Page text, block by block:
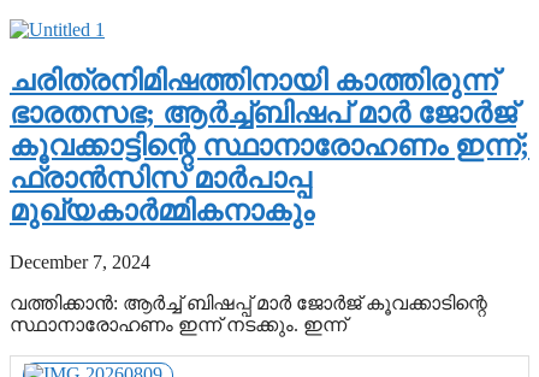
ചരിത്രനിമിഷത്തിനായി കാത്തിരുന്ന്
ഭാരതസഭ; ആര്‍ച്ച്ബിഷപ് മാര്‍ ജോര്‍ജ്
കൂവക്കാട്ടിന്റെ സ്ഥാനാരോഹണം ഇന്ന്;
ഫ്രാന്‍സിസ് മാര്‍പാപ്പ
മുഖ്യകാര്‍മ്മികനാകും
December 7, 2024
വത്തിക്കാന്‍: ആര്‍ച്ച് ബിഷപ്പ് മാര്‍ ജോര്‍ജ് കൂവക്കാടിന്റെ
സ്ഥാനാരോഹണം ഇന്ന് നടക്കും. ഇന്ന്